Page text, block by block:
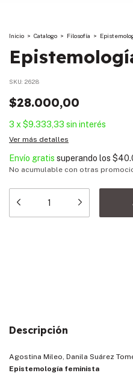
Inicio > Catalogo > Filosofía >
SKU: 2628
$28.000,00
3 x $9.333,33 sin interés
Ver más detalles
Envío gratis superando los
No acumulable con otras
Descripción
Agostina Mileo, Danila Suárez
Epistemología feminista